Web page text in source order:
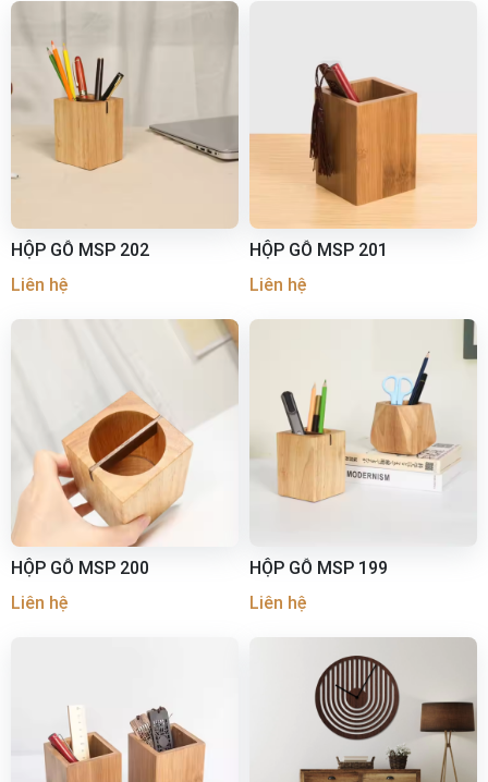
HỘP GỖ MSP 202
Liên hệ
HỘP GỖ MSP 201
Liên hệ
HỘP GỖ MSP 200
Liên hệ
HỘP GỖ MSP 199
Liên hệ